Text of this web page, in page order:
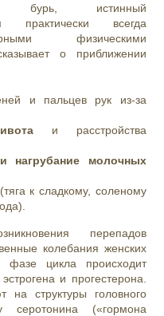
бурь, истинный
практически всегда
физическими
о приближении
и пальцев рук из-за
и расстройства
нагрубание молочных
к сладкому, соленому
перепадов
колебания женских
фазе цикла происходит
и прогестерона.
структуры головного
(«гормона